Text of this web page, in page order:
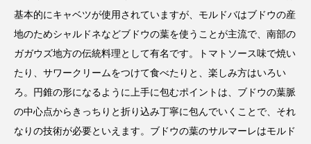
基本的にキャベツが使用されていますが、モルドバはブドウの産
地のためシャルドネなどブドウの葉を使うことが主流で、南部の
ガガウズ地方の伝統料理として有名です。トマトソース味で焼い
たり、サワークリームをつけて食べたりと、楽しみ方はいろい
ろ。円錐の形になるように上手に包むポイントは、ブドウの葉脈
の中心点からきっちりと折り込み丁寧に包んでいくことで、それ
なりの技術が必要といえます。ブドウの葉のサルマーレはモルド